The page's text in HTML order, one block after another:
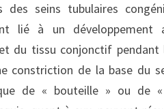
des seins tubulaires
lié à un
du tissu conjonctif pendant
constriction de la base du
de « bouteille » ou de